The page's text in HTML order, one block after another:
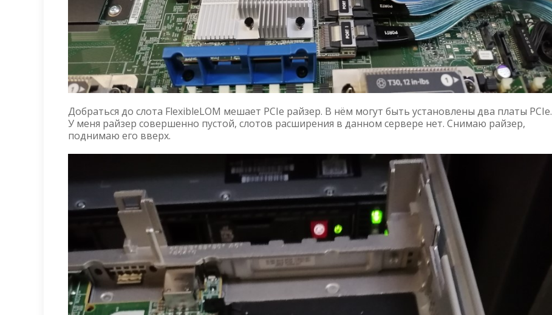
Добраться до слота FlexibleLOM мешает PCIe райзер. В нём могут быть установлены два платы PCIe.
У меня райзер совершенно пустой, слотов расширения в данном сервере нет. Снимаю райзер,
поднимаю его вверх.